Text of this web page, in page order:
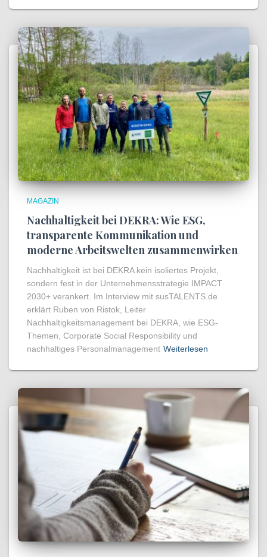
MAGAZIN
Nachhaltigkeit bei DEKRA: Wie ESG,
transparente Kommunikation und
moderne Arbeitswelten zusammenwirken
Nachhaltigkeit ist bei DEKRA kein isoliertes Projekt,
sondern fest in der Unternehmensstrategie IMPACT
2030+ verankert. Im Interview mit susTALENTS.de
erklärt Ruben von Ristok, Leiter
Nachhaltigkeitsmanagement bei DEKRA, wie ESG-
Themen, Corporate Social Responsibility und
nachhaltiges Personalmanagement Weiterlesen